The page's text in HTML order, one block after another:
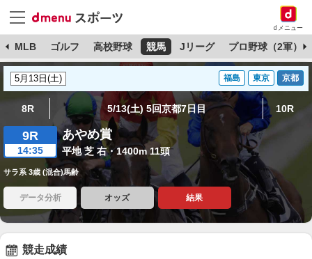
dメニュー
MLB ゴルフ 高校野球 競馬 Jリーグ プロ野球（2軍）
福島 東京 京都
8R 5/13(土) 5回京都7日目 10R
9R
14:35
あやめ賞
平地 芝 右・1400m 11頭
サラ系 3歳 (混合)馬齢
データ分析 オッズ 結果
競走成績